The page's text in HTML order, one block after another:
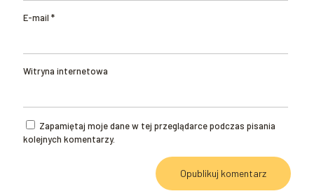
E-mail *
Witryna internetowa
Zapamiętaj moje dane w tej przeglądarce podczas pisania
kolejnych komentarzy.